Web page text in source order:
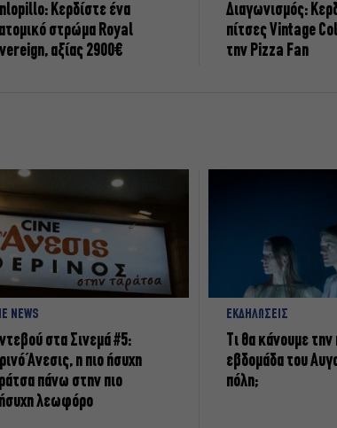
Κερδίστε ένα
στρώμα Royal
αξίας 2900€
Διαγωνισμός:
πίτσες Vintage
την Pizza Fan
NEWS
στα Σινεμά #5:
Άνεσις, η πιο ήσυχη
πάνω στην πιο
λεωφόρο
ΕΚΔΗΛΩΣΕΙΣ
Τι θα κάνουμε
εβδομάδα του
πόλη;